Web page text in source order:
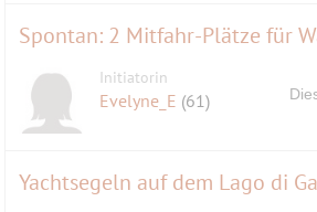
Spontan: 2 Mitfahr-Plätze für
Initiatorin
Evelyne_E (61)
Yachtsegeln auf dem Lago di